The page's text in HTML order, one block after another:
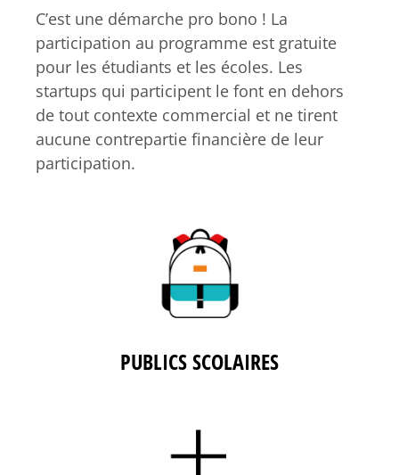
C’est une démarche pro bono ! La
participation au programme est gratuite
pour les étudiants et les écoles. Les
startups qui participent le font en dehors
de tout contexte commercial et ne tirent
aucune contrepartie financière de leur
participation.
PUBLICS SCOLAIRES